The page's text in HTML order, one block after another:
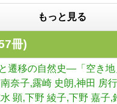
もっと見る
冊)
遷移の自然史―「空き地
奈子,露崎 史朗,神田 房
顕,下野 綾子,下野 嘉子,